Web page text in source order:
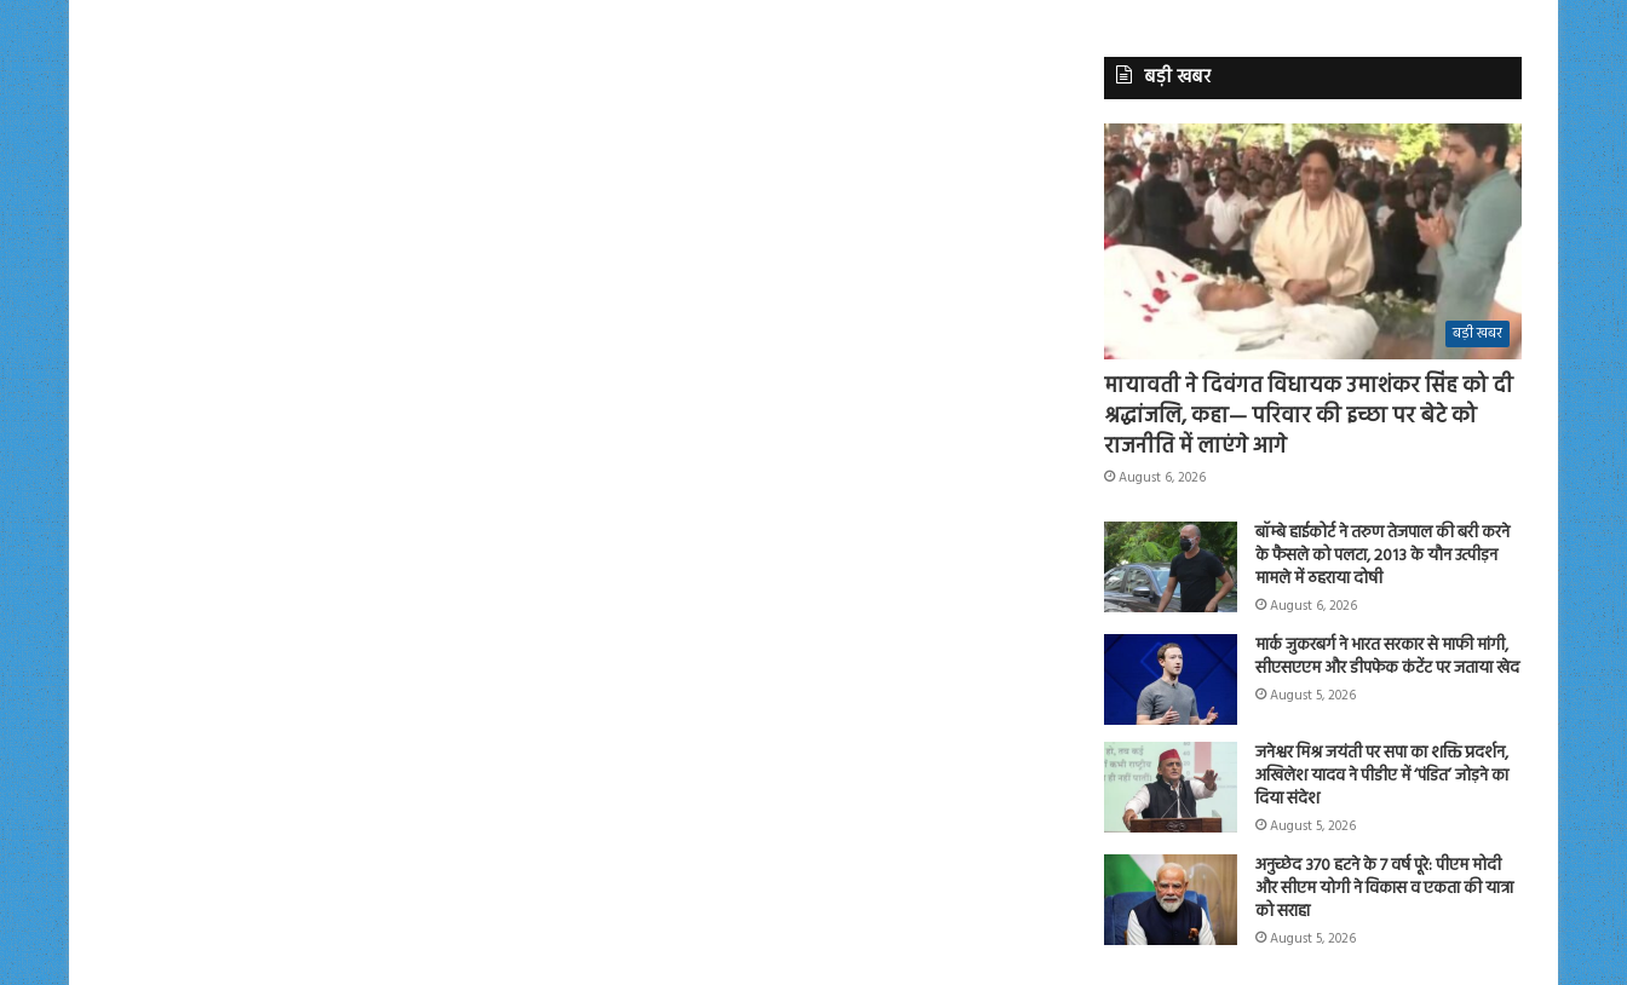
बड़ी खबर
बड़ी खबर
मायावती ने दिवंगत विधायक उमाशंकर सिंह को दी
श्रद्धांजलि, कहा— परिवार की इच्छा पर बेटे को
राजनीति में लाएंगे आगे
August 6, 2026
बॉम्बे हाईकोर्ट ने तरुण तेजपाल की बरी करने
के फैसले को पलटा, 2013 के यौन उत्पीड़न
मामले में ठहराया दोषी
August 6, 2026
मार्क जुकरबर्ग ने भारत सरकार से माफी मांगी,
सीएसएएम और डीपफेक कंटेंट पर जताया खेद
August 5, 2026
जनेश्वर मिश्र जयंती पर सपा का शक्ति प्रदर्शन,
अखिलेश यादव ने पीडीए में ‘पंडित’ जोड़ने का
दिया संदेश
August 5, 2026
अनुच्छेद 370 हटने के 7 वर्ष पूरे: पीएम मोदी
और सीएम योगी ने विकास व एकता की यात्रा
को सराहा
August 5, 2026